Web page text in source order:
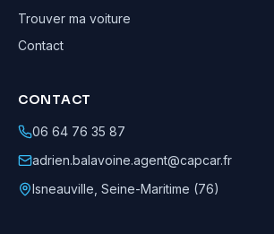
Trouver ma voiture
Contact
CONTACT
06 64 76 35 87
adrien.balavoine.agent@capcar.fr
Isneauville Seine-Maritime (76)